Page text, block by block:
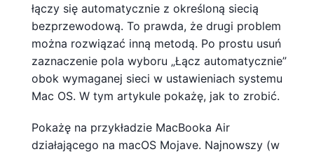
łączy się automatycznie z określoną siecią
bezprzewodową. To prawda, że ​​drugi problem
można rozwiązać inną metodą. Po prostu usuń
zaznaczenie pola wyboru „Łącz automatycznie”
obok wymaganej sieci w ustawieniach systemu
Mac OS. W tym artykule pokażę, jak to zrobić.
Pokażę na przykładzie MacBooka Air
działającego na macOS Mojave. Najnowszy (w